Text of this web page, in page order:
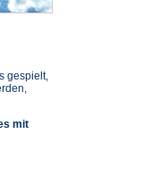
gespielt,
mit